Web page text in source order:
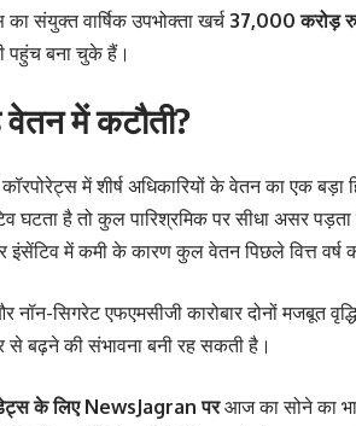
संयुक्त वार्षिक उपभोक्ता खर्च 37,000 करोड़
बना चुके हैं।
में कटौती?
में शीर्ष अधिकारियों के वेतन का एक बड़ा
घटता है तो कुल पारिश्रमिक पर सीधा असर
इंसेंटिव में कमी के कारण कुल वेतन पिछले वित्त वर्ष
नॉन-सिगरेट एफएमसीजी कारोबार दोनों मजबूत
से बढ़ने की संभावना बनी रह सकती है।
के लिए NewsJagran पर आज का सोने का